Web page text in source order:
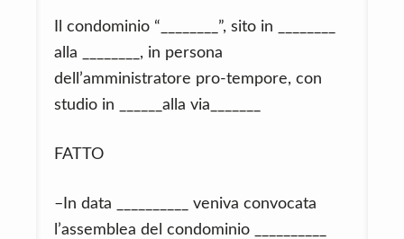
Il condominio “________”, sito in ________
alla ________, in persona
dell’amministratore pro-tempore, con
studio in ______alla via_______
FATTO
–In data __________ veniva convocata
l’assemblea del condominio __________